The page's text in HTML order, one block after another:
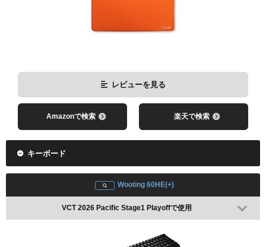
レビューを見る
Amazonで検索 楽天で検索
キーボード
Wooting 60HE(+)
VCT 2026 Pacific Stage1 Playoffで使用